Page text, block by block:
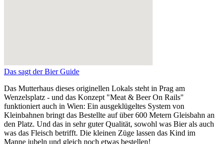
Das sagt der Bier Guide
Das Mutterhaus dieses originellen Lokals steht in Prag am
Wenzelsplatz - und das Konzept "Meat & Beer On Rails"
funktioniert auch in Wien: Ein ausgeklügeltes System von
Kleinbahnen bringt das Bestellte auf über 600 Metern Gleisbahn an
den Platz. Und das in sehr guter Qualität, sowohl was Bier als auch
was das Fleisch betrifft. Die kleinen Züge lassen das Kind im
Manne jubeln und gleich noch etwas bestellen!